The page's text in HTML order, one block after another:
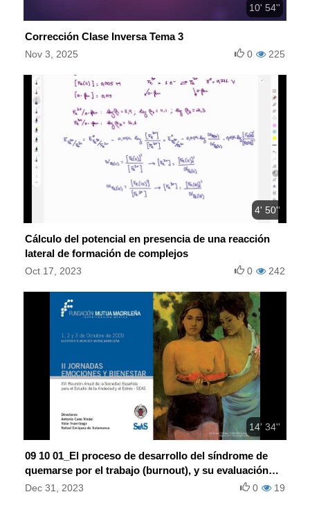
10' 54''
Corrección Clase Inversa Tema 3
Nov 3, 2025 225
0
4' 50''
Cálculo del potencial en presencia de una reacción
lateral de formación de complejos
Oct 17, 2023 242
0
14' 34''
09 10 01_El proceso de desarrollo del síndrome de
quemarse por el trabajo (burnout), y su evaluación
mediante el CESQT
Dec 31, 2023 19
0